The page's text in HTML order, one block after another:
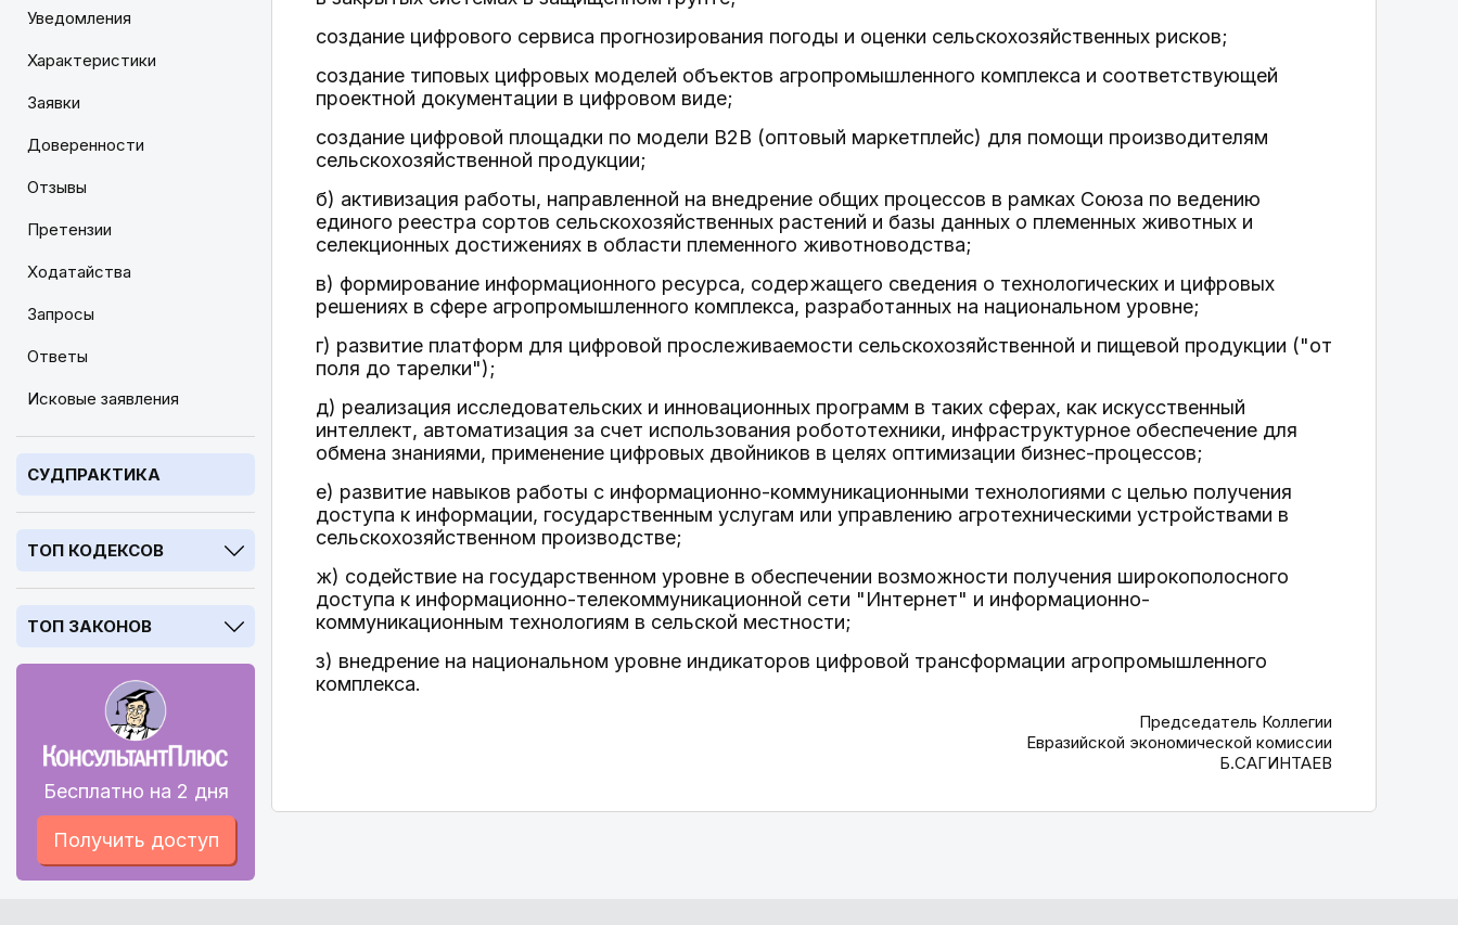
Уведомления
Характеристики
Заявки
Доверенности
Отзывы
Претензии
Ходатайства
Запросы
Ответы
Исковые заявления
СУДПРАКТИКА
ТОП КОДЕКСОВ
ТОП ЗАКОНОВ
Бесплатно на 2 дня
Получить доступ
создание цифрового сервиса прогнозирования погоды и оценки сельскохозяйственных рисков;
создание типовых цифровых моделей объектов агропромышленного комплекса и соответствующей
проектной документации в цифровом виде;
создание цифровой площадки по модели B2B (оптовый маркетплейс) для помощи производителям
сельскохозяйственной продукции;
б) активизация работы, направленной на внедрение общих процессов в рамках Союза по ведению
единого реестра сортов сельскохозяйственных растений и базы данных о племенных животных и
селекционных достижениях в области племенного животноводства;
в) формирование информационного ресурса, содержащего сведения о технологических и цифровых
решениях в сфере агропромышленного комплекса, разработанных на национальном уровне;
г) развитие платформ для цифровой прослеживаемости сельскохозяйственной и пищевой продукции ("от
поля до тарелки");
д) реализация исследовательских и инновационных программ в таких сферах, как искусственный
интеллект, автоматизация за счет использования робототехники, инфраструктурное обеспечение для
обмена знаниями, применение цифровых двойников в целях оптимизации бизнес-процессов;
е) развитие навыков работы с информационно-коммуникационными технологиями с целью получения
доступа к информации, государственным услугам или управлению агротехническими устройствами в
сельскохозяйственном производстве;
ж) содействие на государственном уровне в обеспечении возможности получения широкополосного
доступа к информационно-телекоммуникационной сети "Интернет" и информационно-
коммуникационным технологиям в сельской местности;
з) внедрение на национальном уровне индикаторов цифровой трансформации агропромышленного
комплекса.
Председатель Коллегии
Евразийской экономической комиссии
Б.САГИНТАЕВ